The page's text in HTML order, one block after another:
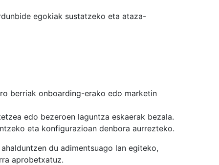
egokiak sustatzeko eta ataza-
berriak onboarding-erako edo marketin
edo bezeroen laguntza eskaerak bezala.
eta konfigurazioan denbora aurrezteko.
du adimentsuago lan egiteko,
aprobetxatuz.